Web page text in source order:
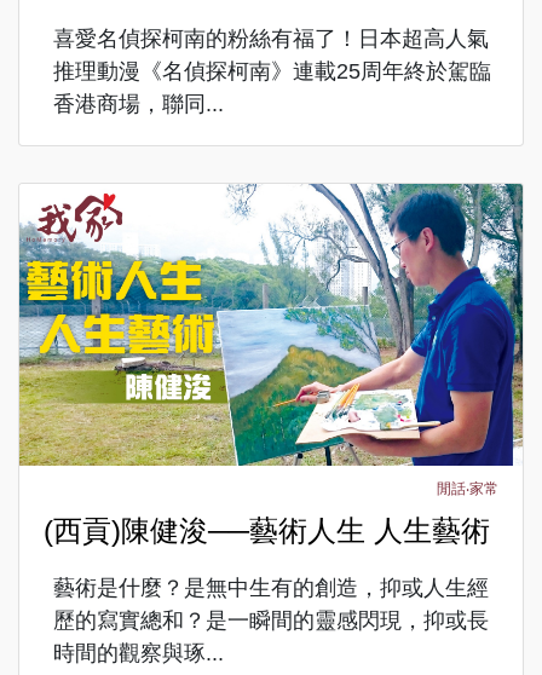
喜愛名偵探柯南的粉絲有福了！日本超高人氣
推理動漫《名偵探柯南》連載25周年終於駕臨
香港商場，聯同...
閒話‧家常
(西貢)陳健浚──藝術人生 人生藝術
藝術是什麼？是無中生有的創造，抑或人生經
歷的寫實總和？是一瞬間的靈感閃現，抑或長
時間的觀察與琢...